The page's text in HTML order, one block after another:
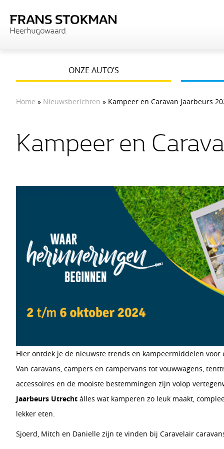
ONZE AUTO’S
Home » Nieuwsberichten » Kampeer en Caravan Jaarbeurs
Kampeer en
Hier ontdek je de nieuwste trends en kampeermiddelen
Van caravans, campers en campervans tot vouwwagens,
accessoires en de mooiste bestemmingen zijn volop
Jaarbeurs Utrecht álles wat kamperen zo leuk maakt,
lekker eten.
Sjoerd, Mitch en Danielle zijn te vinden bij Caravelair